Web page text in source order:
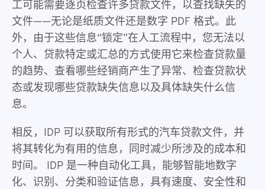
工可能需要逐页检查许多贷款文件，以查找缺失的
文件——无论是纸质文件还是数字 PDF 格式。此
外，由于这些信息“锁定”在人工流程中，您无法以
个人、贷款特定或汇总的方式使用它来检查贷款量
的趋势、查看哪些经销商产生了异常、检查贷款状
态或发现哪些贷款缺失信息以及具体缺失什么信
息。
相反，IDP 可以获取所有形式的汽车贷款文件，并
将其转化为有用的信息，同时减少所涉及的成本和
时间。 IDP 是一种自动化工具，能够智能地数字
化、识别、分类和验证信息，具有速度、安全性和